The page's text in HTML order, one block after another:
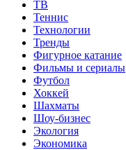
ТВ
Теннис
Технологии
Тренды
Фигурное катание
Фильмы и сериалы
Футбол
Хоккей
Шахматы
Шоу-бизнес
Экология
Экономика